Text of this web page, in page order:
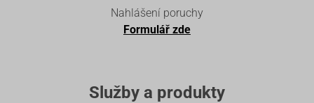
Nahlášení poruchy
Formulář zde
Služby a produkty